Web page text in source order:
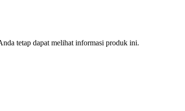
tetap dapat melihat informasi produk ini.